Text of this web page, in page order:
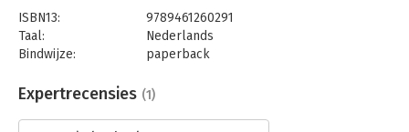
ISBN13:
9789461260291
Taal:
Nederlands
Bindwijze:
paperback
Uitgever:
Uitgeverij Haystack
Verschijningsdatum:
Expertrecensies (1)